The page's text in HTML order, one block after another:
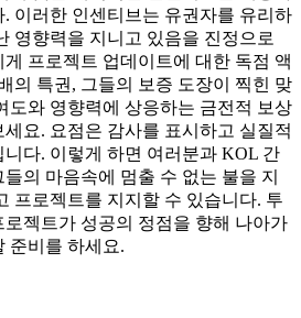
이러한 인센티브는 유권자를 유리하
영향력을 지니고 있음을 진정으로
프로젝트 업데이트에 대한 독점 액
의 특권, 그들의 보증 도장이 찍힌 맞
도와 영향력에 상응하는 금전적 보상
요. 요점은 감사를 표시하고 실질적
다. 이렇게 하면 여러분과 KOL 간
의 마음속에 멈출 수 없는 불을 지
프로젝트를 지지할 수 있습니다. 투
젝트가 성공의 정점을 향해 나아가
준비를 하세요.